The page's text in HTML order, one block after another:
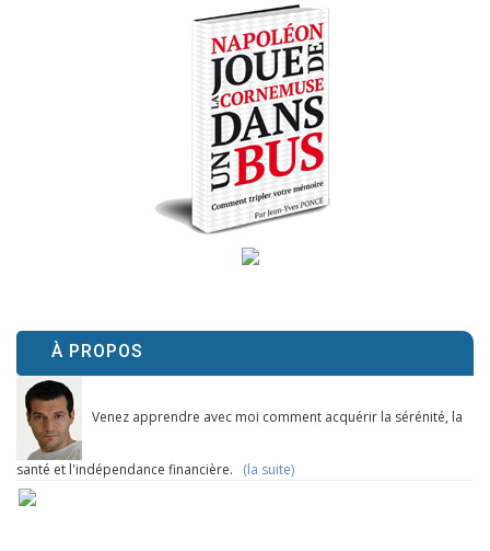
À PROPOS
Venez apprendre avec moi comment acquérir la sérénité, la
santé et l'indépendance financière. (la suite)